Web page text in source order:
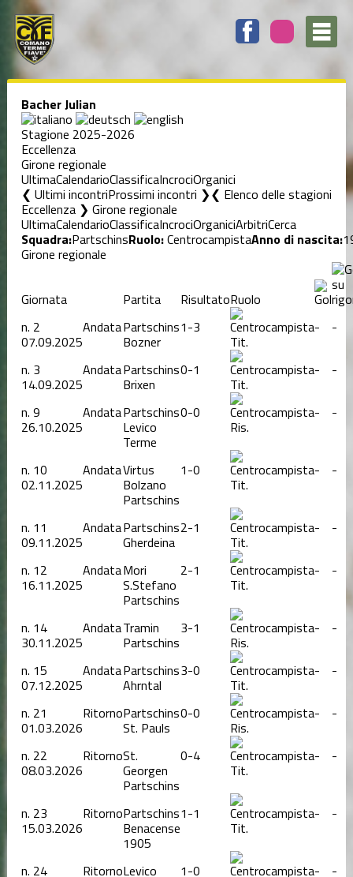
Bacher Julian
Stagione 2025-2026
Eccellenza
Girone regionale
UltimaCalendarioClassificaIncrociOrganici
❮ Ultimi incontriProssimi incontri ❯ Elenco delle stagioni
Eccellenza ❯ Girone regionale
UltimaCalendarioClassificaIncrociOrganiciArbitriCerca
Squadra:PartschinsRuolo:CentrocampistaAnno di nascita:
Girone regionale
Giornata Partita RisultatoRuolo
n. 2
07.09.2025
AndataPartschins
Bozner
1-3
Tit.
- -
n. 3
14.09.2025
AndataPartschins
Brixen
0-1
Tit.
- -
n. 9
26.10.2025
AndataPartschins
Levico
Terme
0-0
Ris.
- -
n. 10
02.11.2025
AndataVirtus
Bolzano
Partschins
1-0
Tit.
- -
n. 11
09.11.2025
AndataPartschins
Gherdeina
2-1
Tit.
- -
n. 12
16.11.2025
AndataMori
S.Stefano
Partschins
2-1
Tit.
- -
n. 14
30.11.2025
AndataTramin
Partschins
3-1
Ris.
- -
n. 15
07.12.2025
AndataPartschins
Ahrntal
3-0
Tit.
- -
n. 21
01.03.2026
RitornoPartschins
St. Pauls
0-0
Ris.
- -
n. 22
08.03.2026
RitornoSt.
Georgen
Partschins
0-4
Tit.
- -
n. 23
15.03.2026
RitornoPartschins
Benacense
1905
1-1
Tit.
- -
n. 24 RitornoLevico 1-0 - -